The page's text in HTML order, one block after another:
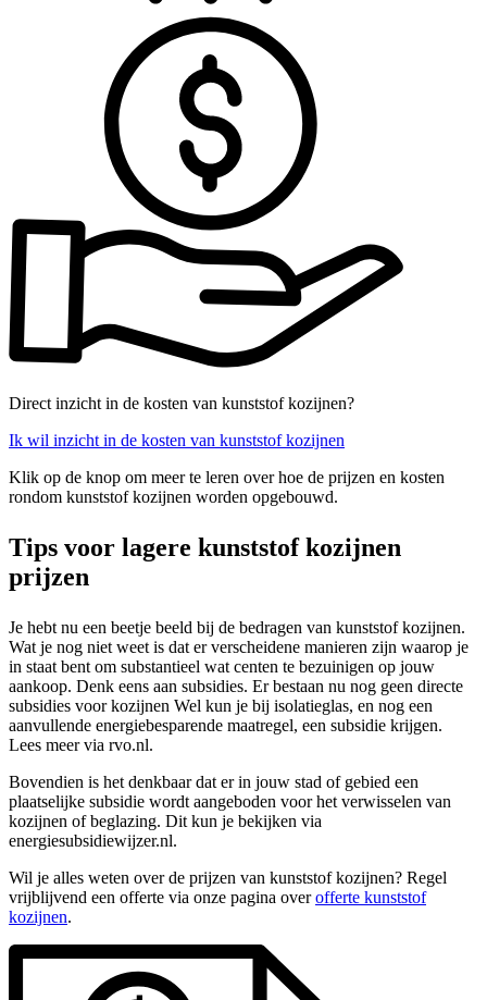
Direct inzicht in de kosten van kunststof kozijnen?
Ik wil inzicht in de kosten van kunststof kozijnen
Klik op de knop om meer te leren over hoe de prijzen en kosten
rondom kunststof kozijnen worden opgebouwd.
Tips voor lagere kunststof kozijnen
prijzen
Je hebt nu een beetje beeld bij de bedragen van kunststof kozijnen.
Wat je nog niet weet is dat er verscheidene manieren zijn waarop je
in staat bent om substantieel wat centen te bezuinigen op jouw
aankoop. Denk eens aan subsidies. Er bestaan nu nog geen directe
subsidies voor kozijnen Wel kun je bij isolatieglas, en nog een
aanvullende energiebesparende maatregel, een subsidie krijgen.
Lees meer via rvo.nl.
Bovendien is het denkbaar dat er in jouw stad of gebied een
plaatselijke subsidie wordt aangeboden voor het verwisselen van
kozijnen of beglazing. Dit kun je bekijken via
energiesubsidiewijzer.nl.
Wil je alles weten over de prijzen van kunststof kozijnen? Regel
vrijblijvend een offerte via onze pagina overofferte kunststof
kozijnen.